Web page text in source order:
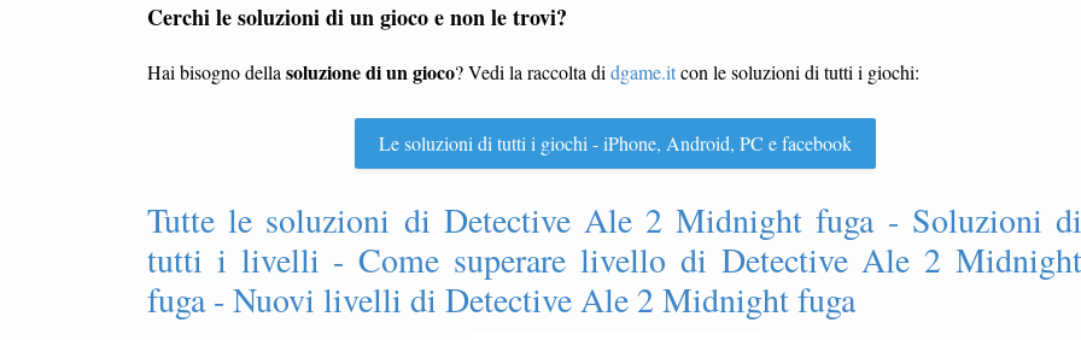
Cerchi le soluzioni di un gioco e non le trovi?
Hai bisogno della soluzione di un gioco? Vedi la raccolta di dgame.itcon le soluzioni di tutti i giochi:
Le soluzioni di tutti i giochi - iPhone, Android, PC e facebook
Tutte le soluzioni di Detective Ale 2 Midnight fuga - Soluzioni di
tutti i livelli - Come superare livello di Detective Ale 2 Midnight
fuga - Nuovi livelli di Detective Ale 2 Midnight fuga